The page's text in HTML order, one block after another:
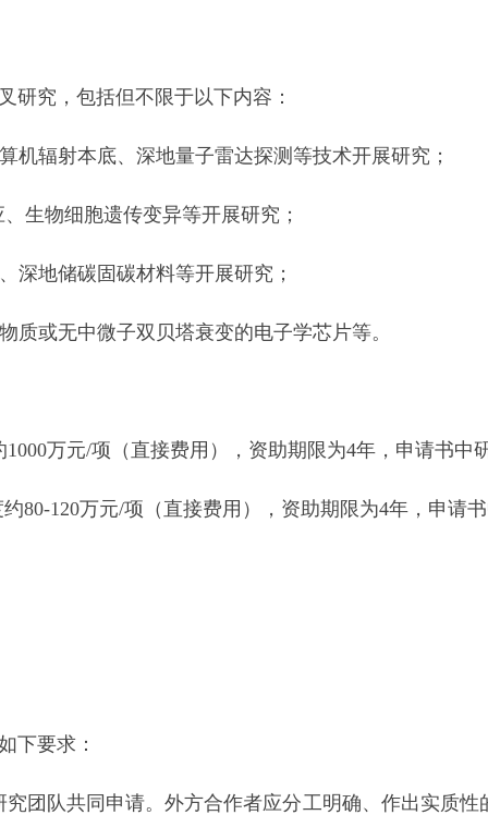
究，包括但不限于以下内容：
辐射本底、深地量子雷达探测等技术开展研究；
物细胞遗传变异等开展研究；
地储碳固碳材料等开展研究；
或无中微子双贝塔衰变的电子学芯片等。
万元/项（直接费用），资助期限为4年，申请书中研
120万元/项（直接费用），资助期限为4年，申请书
要求：
队共同申请。外方合作者应分工明确、作出实质性